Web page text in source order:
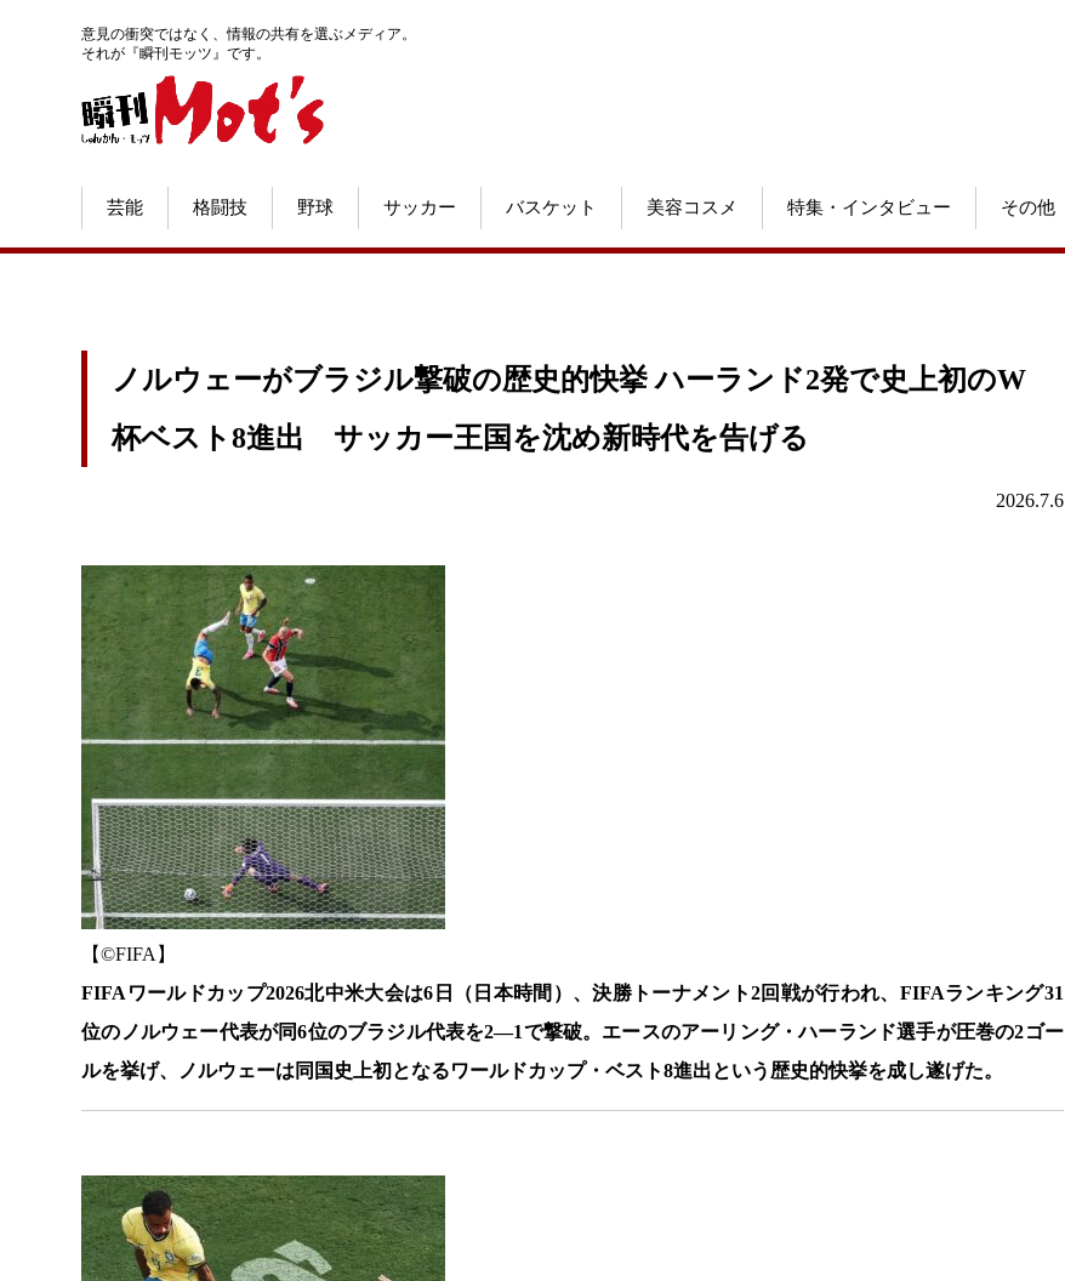
意見の衝突ではなく、情報の共有を選ぶメディア。
それが『瞬刊モッツ』です。
芸能 格闘技 野球 サッカー バスケット 美容コスメ 特集・インタビュー その他
ノルウェーがブラジル撃破の歴史的快挙 ハーランド2発で史上初のW
杯ベスト8進出 サッカー王国を沈め新時代を告げる
2026.7.6
【©️FIFA】
FIFAワールドカップ2026北中米大会は6日（日本時間）、決勝トーナメント2回戦が行われ、FIFAランキング31
位のノルウェー代表が同6位のブラジル代表を2―1で撃破。エースのアーリング・ハーランド選手が圧巻の2ゴー
ルを挙げ、ノルウェーは同国史上初となるワールドカップ・ベスト8進出という歴史的快挙を成し遂げた。